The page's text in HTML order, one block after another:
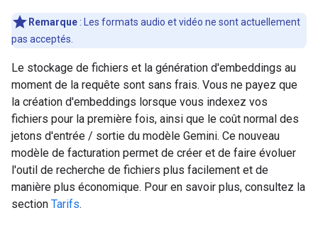
Remarque : Les formats audio et vidéo ne sont actuellement
pas acceptés.
Le stockage de fichiers et la génération d'embeddings au
moment de la requête sont sans frais. Vous ne payez que
la création d'embeddings lorsque vous indexez vos
fichiers pour la première fois, ainsi que le coût normal des
jetons d'entrée / sortie du modèle Gemini. Ce nouveau
modèle de facturation permet de créer et de faire évoluer
l'outil de recherche de fichiers plus facilement et de
manière plus économique. Pour en savoir plus, consultez la
section Tarifs.